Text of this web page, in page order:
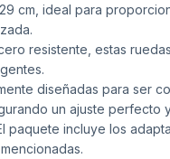
29 cm, ideal para
resistente, estas
diseñadas para ser
un ajuste perfecto
paquete incluye los